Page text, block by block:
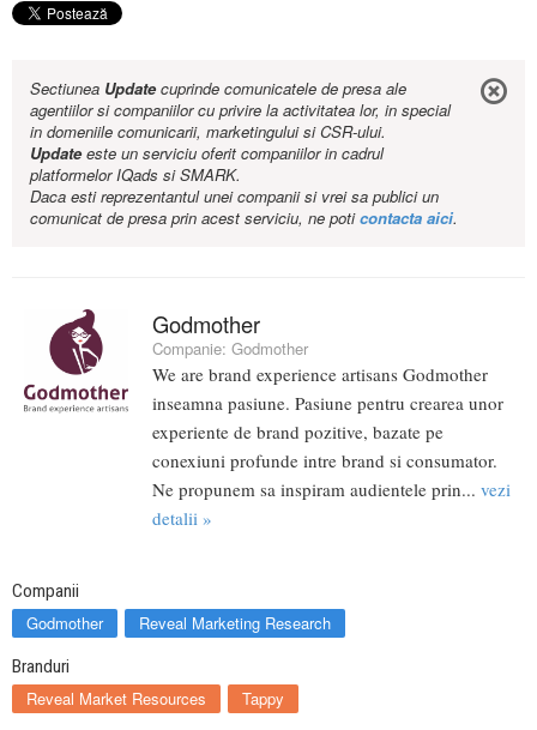
Sectiunea Updatecuprinde comunicatele de presa ale
agentiilor si companiilor cu privire la activitatea lor, in special
in domeniile comunicarii, marketingului si CSR-ului.
Updateeste un serviciu oferit companiilor in cadrul
platformelor IQads si SMARK.
Daca esti reprezentantul unei companii si vrei sa publici un
comunicat de presa prin acest serviciu, ne poticontacta aici.
Godmother
Companie: Godmother
We are brand experience artisans Godmother
inseamna pasiune. Pasiune pentru crearea unor
experiente de brand pozitive, bazate pe
conexiuni profunde intre brand si consumator.
Ne propunem sa inspiram audientele prin... vezi
detalii »
Companii
Godmother Reveal Marketing Research
Branduri
Reveal Market Resources Tappy